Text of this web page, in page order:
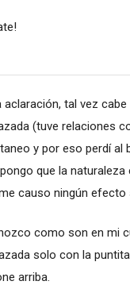
aclaración, tal vez
(tuve relaciones
y por eso perdí al
que la
causo ningún efecto
como son en mi
solo con la
arriba.